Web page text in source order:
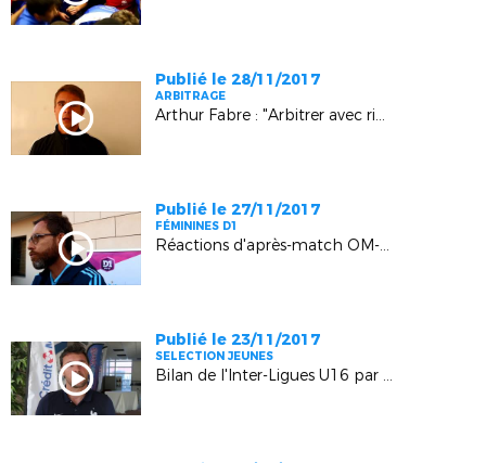
Publié le 28/11/2017
ARBITRAGE
Arthur Fabre : "Arbitrer avec rigueur et envie"
Publié le 27/11/2017
FÉMININES D1
Réactions d'après-match OM-PSG
Publié le 23/11/2017
SELECTION JEUNES
Bilan de l'Inter-Ligues U16 par Ludovic Graugnard